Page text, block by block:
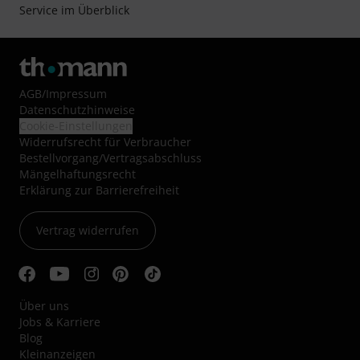
Service im Überblick
AGB/Impressum
Datenschutzhinweise
Widerrufsrecht für Verbraucher
Bestellvorgang/Vertragsabschluss
Mängelhaftungsrecht
Erklärung zur Barrierefreiheit
Vertrag widerrufen
Über uns
Jobs & Karriere
Blog
Kleinanzeigen